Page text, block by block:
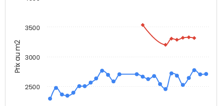
Prix au m2
2500
3000
3500